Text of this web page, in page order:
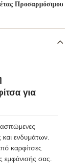
Προσαρμόσιμου
για
και ενδυμάτων.
καρφίτσες
εμφάνισής σας.